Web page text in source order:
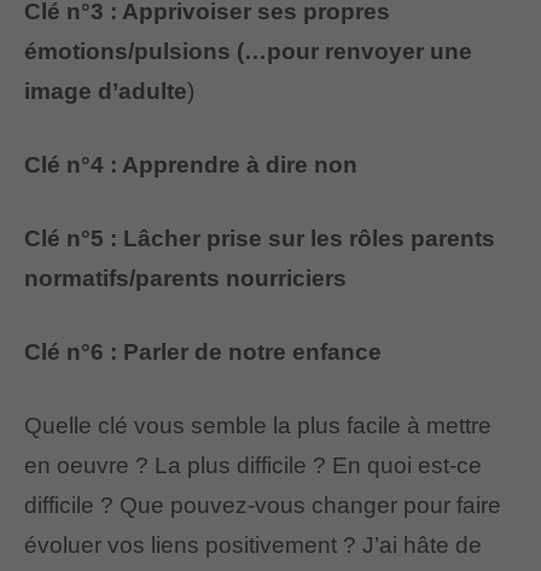
Clé n°3 : Apprivoiser ses propres
émotions/pulsions (…pour renvoyer une
image d’adulte)
Clé n°4 : Apprendre à dire non
Clé n°5 : Lâcher prise sur les rôles parents
normatifs/parents nourriciers
Clé n°6 : Parler de notre enfance
Quelle clé vous semble la plus facile à mettre
en oeuvre ? La plus difficile ? En quoi est-ce
difficile ? Que pouvez-vous changer pour faire
évoluer vos liens positivement ? J’ai hâte de